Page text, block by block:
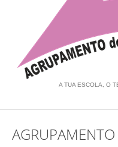
Documentos
Associação de Pais e
Equipa de
Notícias
Alunos
A TUA ESCOLA, O
AGRUPAMENTO